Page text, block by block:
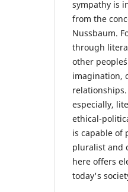
sympathy is
from the
Nussbaum.
through
other
imagination,
especially,
ethical-
is capable of
pluralist and
here offers
today's